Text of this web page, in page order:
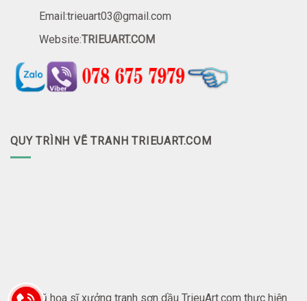
Email:trieuart03@gmail.com
Website:TRIEUART.COM
QUY TRÌNH VẼ TRANH TRIEUART.COM
Đội ngũ họa sĩ xưởng tranh sơn dầu TrieuArt.com thực hiện